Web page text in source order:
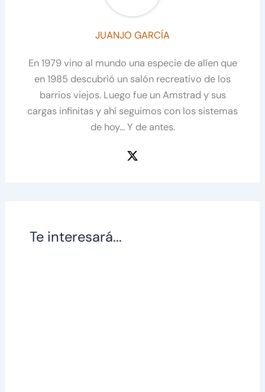
JUANJO GARCÍA
En 1979 vino al mundo una especie de alíen que
en 1985 descubrió un salón recreativo de los
barrios viejos. Luego fue un Amstrad y sus
cargas infinitas y ahí seguimos con los sistemas
de hoy... Y de antes.
Te interesará...